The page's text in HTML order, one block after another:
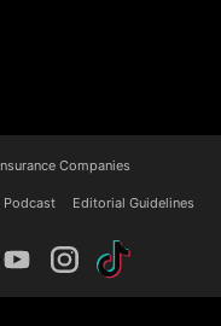
Companies
Podcast Editorial Guidelines